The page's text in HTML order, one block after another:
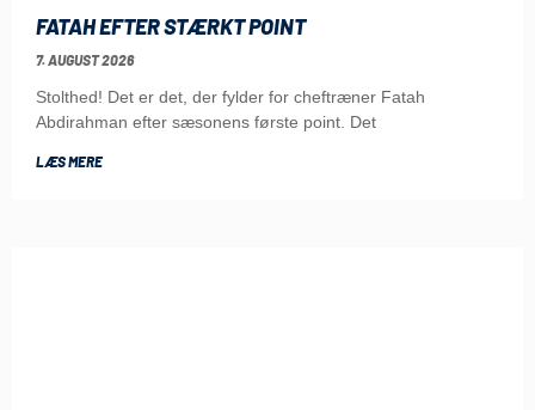
FATAH EFTER STÆRKT POINT
7. AUGUST 2026
Stolthed! Det er det, der fylder for cheftræner Fatah
Abdirahman efter sæsonens første point. Det
LÆS MERE